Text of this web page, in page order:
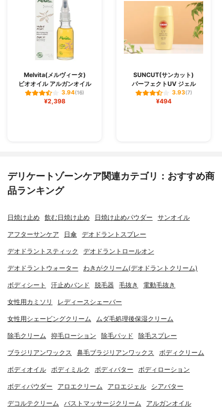
Melvita(メルヴィータ)
ビオオイル アルガンオイル
3.94(16)
¥2,398
SUNCUT(サンカット)
パーフェクトUV ジェル
3.93(7)
¥494
デリケートゾーンケア関連カテゴリ：おすすめ商
品ランキング
日焼け止め 飲む日焼け止め 日焼け止めパウダー サンオイル
アフターサンケア 日傘 デオドラントスプレー
デオドラントスティック デオドラントロールオン
デオドラントウォーター わきがクリーム(デオドラントクリーム)
ボディシート 汗止めバンド 脱毛器 毛抜き 電動毛抜き
女性用カミソリ レディースシェーバー
女性用シェービングクリーム ムダ毛処理後保湿クリーム
除毛クリーム 抑毛ローション 除毛パッド 除毛スプレー
ブラジリアンワックス 鼻毛ブラジリアンワックス ボディクリーム
ボディオイル ボディミルク ボディバター ボディローション
ボディパウダー アロエクリーム アロエジェル シアバター
デコルテクリーム バストマッサージクリーム アルガンオイル